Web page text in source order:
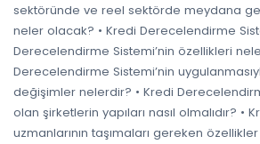
sektöründe ve reel sektörde meydana
neler olacak? • Kredi Derecelendirme
Derecelendirme Sistemi’nin özellikleri
Derecelendirme Sistemi’nin
değişimler nelerdir? • Kredi
olan şirketlerin yapıları nasıl olmalıdır? •
uzmanlarının taşımaları gereken